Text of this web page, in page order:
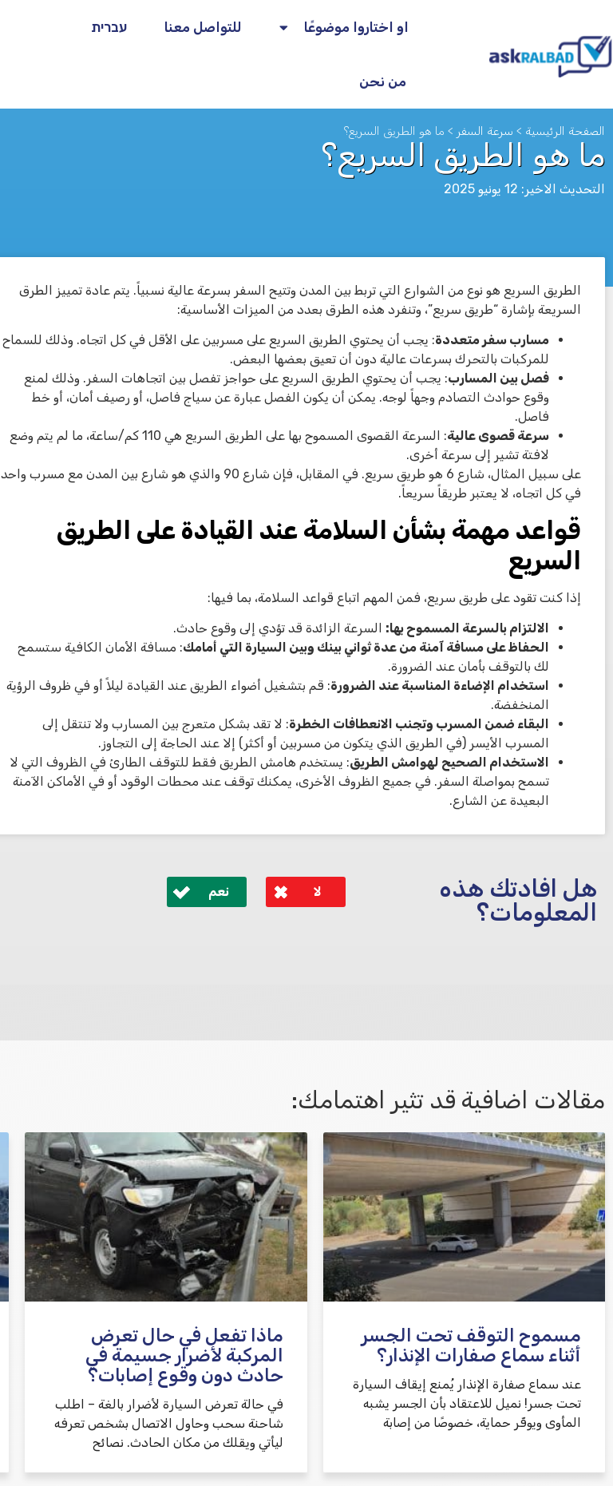
او اختاروا موضوعًا للتواصل معنا עברית
من نحن
الصفحة الرئيسية > سرعة السفر > ما هو الطريق السريع؟
ما هو الطريق السريع؟
التحديث الاخير: 12 يونيو 2025
לא
الطريق السريع هو نوع من الشوارع التي تربط بين المدن وتتيح السفر بسرعة عالية نسبياً. يتم عادة تمييز الطرق
السريعة بإشارة “طريق سريع”، وتنفرد هذه الطرق بعدد من الميزات الأساسية:
مسارب سفر متعددة: يجب أن يحتوي الطريق السريع على مسربين على الأقل في كل اتجاه. وذلك للسماح
للمركبات بالتحرك بسرعات عالية دون أن تعيق بعضها البعض.
فصل بين المسارب: يجب أن يحتوي الطريق السريع على حواجز تفصل بين اتجاهات السفر. وذلك لمنع
وقوع حوادث التصادم وجهاً لوجه. يمكن أن يكون الفصل عبارة عن سياج فاصل، أو رصيف أمان، أو خط
فاصل.
سرعة قصوى عالية
: السرعة القصوى المسموح بها على الطريق السريع هي 110 كم/ساعة، ما لم يتم وضع
لافتة تشير إلى سرعة أخرى.
على سبيل المثال، شارع 6 هو طريق سريع. في المقابل، فإن شارع 90 والذي هو شارع بين المدن مع مسرب واحد
في كل اتجاه، لا يعتبر طريقاً سريعاً.
قواعد مهمة بشأن السلامة عند القيادة على الطريق
السريع
إذا كنت تقود على طريق سريع، فمن المهم اتباع قواعد السلامة، بما فيها:
الالتزام بالسرعة المسموح بها: السرعة الزائدة قد تؤدي إلى وقوع حادث.
الحفاظ على مسافة آمنة من عدة ثواني بينك وبين السيارة التي أمامك: مسافة الأمان الكافية ستسمح
لك بالتوقف بأمان عند الضرورة.
استخدام الإضاءة المناسبة عند الضرورة: قم بتشغيل أضواء الطريق عند القيادة ليلاً أو في ظروف الرؤية
المنخفضة.
البقاء ضمن المسرب وتجنب الانعطافات الخطرة: لا تقد بشكل متعرج بين المسارب ولا تنتقل إلى
المسرب الأيسر (في الطريق الذي يتكون من مسربين أو أكثر) إلا عند الحاجة إلى التجاوز.
الاستخدام الصحيح لهوامش الطريق: يستخدم هامش الطريق فقط للتوقف الطارئ في الظروف التي لا
تسمح بمواصلة السفر. في جميع الظروف الأخرى، يمكنك توقف عند محطات الوقود أو في الأماكن الآمنة
البعيدة عن الشارع.
هل افادتك هذه
المعلومات؟
لا نعم
אני מאשר/ת קבלת דיוור במייל ושימוש בפרטים
בהתאםלמדיניות הפרטיות
مقالات اضافية قد تثير اهتمامك:
مسموح التوقف تحت الجسر
أثناء سماع صفارات الإنذار؟
عند سماع صفارة الإنذار يُمنع إيقاف السيارة
تحت جسر! نميل للاعتقاد بأن الجسر يشبه
المأوى ويوفّر حماية، خصوصًا من إصابة
ماذا تفعل في حال تعرض
المركبة لأضرار جسيمة في
حادث دون وقوع إصابات؟
في حالة تعرض السيارة لأضرار بالغة – اطلب
شاحنة سحب وحاول الاتصال بشخص تعرفه
ليأتي ويقلك من مكان الحادث. نصائح